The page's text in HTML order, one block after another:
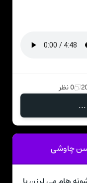
0 نظر
چاوشی